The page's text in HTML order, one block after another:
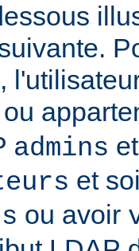
ou
admins et
et
ou avoir